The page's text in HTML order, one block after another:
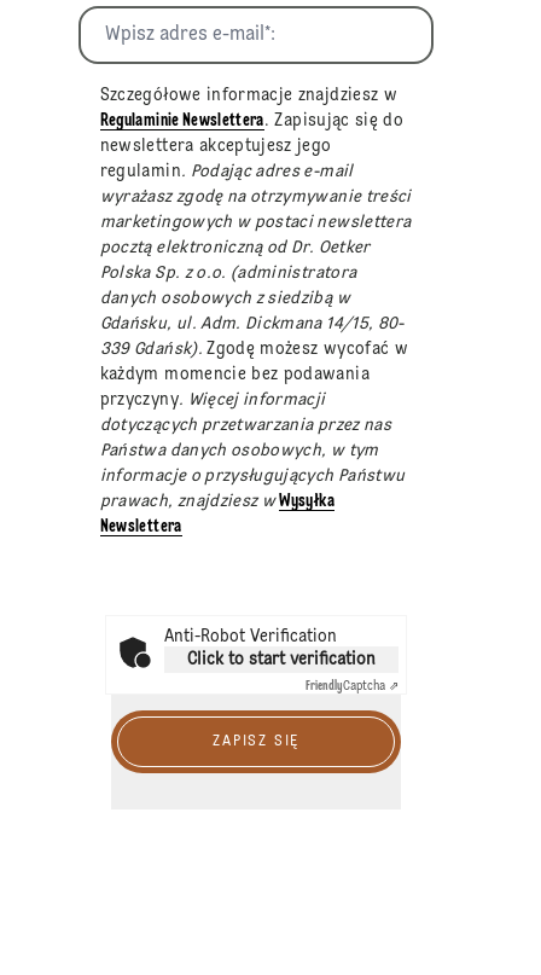
Szczegółowe informacje znajdziesz w
Regulaminie Newslettera. Zapisując się do
newslettera akceptujesz jego
regulamin. Podając adres e-mail
wyrażasz zgodę na otrzymywanie treści
marketingowych w postaci newslettera
pocztą elektroniczną od Dr. Oetker
Polska Sp. z o.o. (administratora
danych osobowych z siedzibą w
Gdańsku, ul. Adm. Dickmana 14/15, 80-
339 Gdańsk).Zgodę możesz wycofać w
każdym momencie bez podawania
przyczyny. Więcej informacji
dotyczących przetwarzania przez nas
Państwa danych osobowych, w tym
informacje o przysługujących Państwu
prawach, znajdziesz wWysyłka
Newslettera
Anti-Robot Verification
Click to start verification
FriendlyCaptcha ⇗
ZAPISZ SIĘ